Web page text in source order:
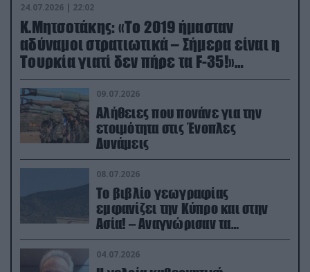
24.07.2026 | 22:02
Κ.Μητσοτάκης: «Το 2019 ήμασταν
αδύναμοι στρατιωτικά – Σήμερα είναι η
Τουρκία γιατί δεν πήρε τα F-35!»
(βίντεο)
09.07.2026
Αλήθειες που πονάνε για την
ετοιμότητα στις Ένοπλες
Δυνάμεις
08.07.2026
Το βιβλίο γεωγραφίας
εμφανίζει την Κύπρο και στην
Ασία! – Αναγνώρισαν τα
κατεχόμενα; (φωτο)
04.07.2026